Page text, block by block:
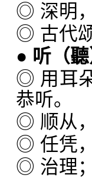
◎ 深明
◎ 古代
● 听 （聽
◎ 用耳
恭听。
◎ 顺从
◎ 任凭
◎ 治理